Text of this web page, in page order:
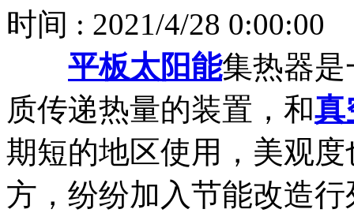
时间 : 2021/4/28 0:00:00
平板太阳能集热器
质传递热量的装置，和真
期短的地区使用，美观
方，纷纷加入节能改造